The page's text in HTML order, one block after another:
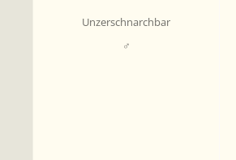
Unzerschnarchbar
♂